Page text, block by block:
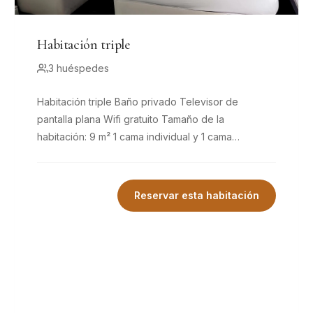
Habitación triple
3 huéspedes
Habitación triple Baño privado Televisor de
pantalla plana Wifi gratuito Tamaño de la
habitación: 9 m² 1 cama individual y 1 cama
Reservar esta habitación